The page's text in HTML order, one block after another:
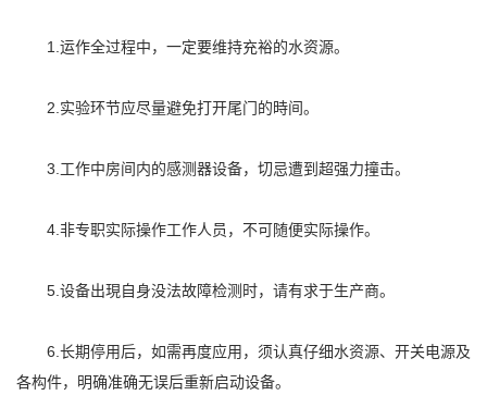
1.运作全过程中，一定要维持充裕的水资源。
2.实验环节应尽量避免打开尾门的時间。
3.工作中房间内的感测器设备，切忌遭到超强力撞击。
4.非专职实际操作工作人员，不可随便实际操作。
5.设备出現自身没法故障检测时，请有求于生产商。
6.长期停用后，如需再度应用，须认真仔细水资源、开关电源及
各构件，明确准确无误后重新启动设备。